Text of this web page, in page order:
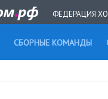
ФЕДЕРАЦИЯ
СБОРНЫЕ КОМАНДЫ